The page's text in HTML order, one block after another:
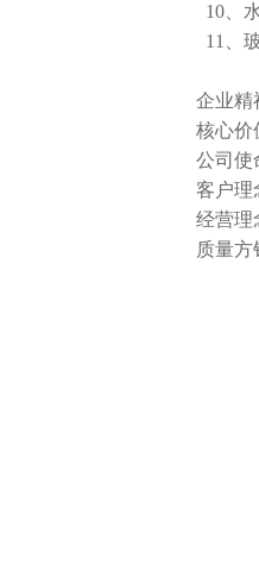
10、
11、
企业精
核心价
公司使
客户理
经营理
质量